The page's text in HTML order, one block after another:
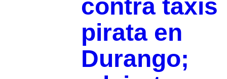
contra taxis
pirata en
Durango;